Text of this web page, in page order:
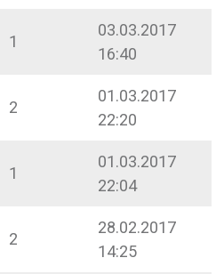
1
03.03.2017
16:40
2
01.03.2017
22:20
1
01.03.2017
22:04
2
28.02.2017
14:25